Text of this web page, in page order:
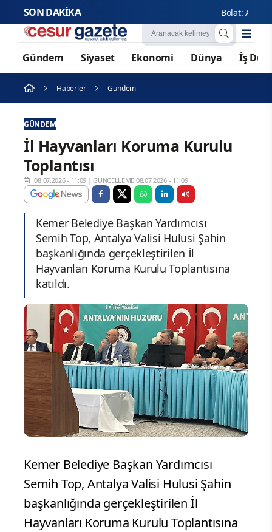
SON DAKİKA Bolat:
Gündem Siyaset Ekonomi Dünya İş
Haberler Gündem
GÜNDEM
İl Hayvanları Koruma Kurulu
Toplantısı
08.07.2026 - 11:09 |GÜNCELLEME:08.07.2026 - 11:09
Kemer Belediye Başkan Yardımcısı
Semih Top, Antalya Valisi Hulusi Şahin
başkanlığında gerçekleştirilen İl
Hayvanları Koruma Kurulu Toplantısına
katıldı.
Kemer Belediye Başkan Yardımcısı
Semih Top, Antalya Valisi Hulusi Şahin
başkanlığında gerçekleştirilen İl
Hayvanları Koruma Kurulu Toplantısına